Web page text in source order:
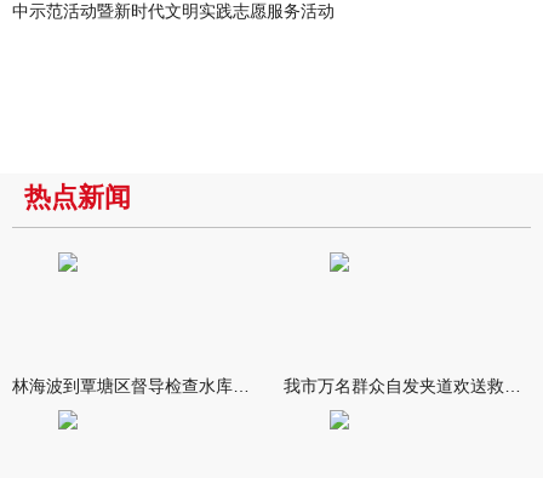
中示范活动暨新时代文明实践志愿服务活动
热点新闻